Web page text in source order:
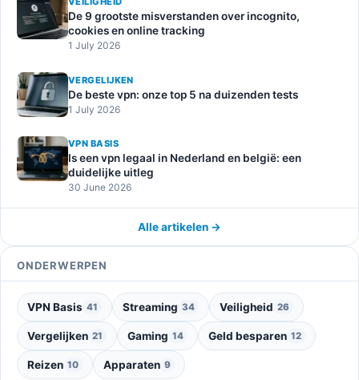
De 9 grootste misverstanden over incognito,
cookies en online tracking
1 July 2026
VERGELIJKEN
De beste vpn: onze top 5 na duizenden tests
1 July 2026
VPN BASIS
Is een vpn legaal in Nederland en belgië: een
duidelijke uitleg
30 June 2026
Alle artikelen →
ONDERWERPEN
VPN Basis 41 Streaming 34 Veiligheid 26
Vergelijken 21 Gaming 14 Geld besparen 12
Reizen 10 Apparaten 9